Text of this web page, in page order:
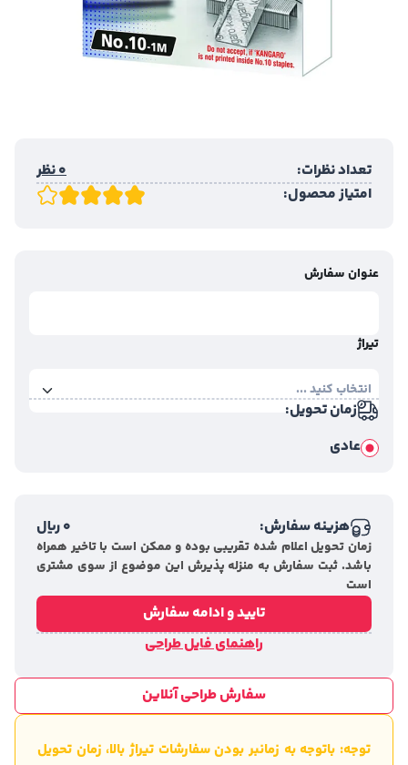
تعداد نظرات:
0 نظر
امتیاز محصول:
عنوان سفارش
تیراژ
زمان تحویل:
عادی
هزینه سفارش: 0ریال
زمان تحویل اعلام شده تقریبی بوده و ممکن است با تاخیر همراه
باشد. ثبت سفارش به منزله پذیرش این موضوع از سوی مشتری
است
تایید و ادامه سفارش
راهنمای فایل طراحی
سفارش طراحی آنلاین
توجه: باتوجه به زمانبر بودن سفارشات تیراژ بالا، زمان تحویل